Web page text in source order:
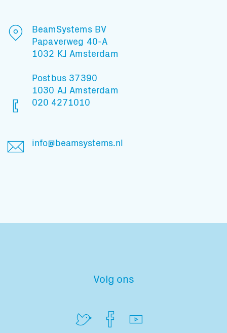
BeamSystems BV
Papaverweg 40-A
1032 KJ Amsterdam
Postbus 37390
1030 AJ Amsterdam
020 4271010
info@beamsystems.nl
Volg ons